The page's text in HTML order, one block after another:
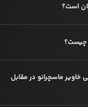
است؟
چیست؟
خاویر ماسچرانو در مقابل